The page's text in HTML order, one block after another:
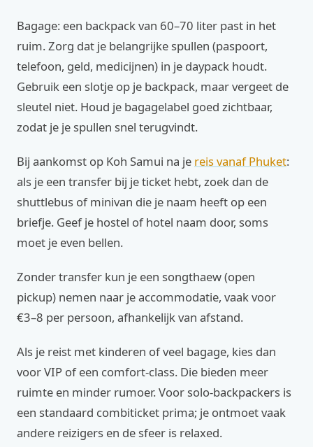
Bagage: een backpack van 60–70 liter past in het
ruim. Zorg dat je belangrijke spullen (paspoort,
telefoon, geld, medicijnen) in je daypack houdt.
Gebruik een slotje op je backpack, maar vergeet de
sleutel niet. Houd je bagagelabel goed zichtbaar,
zodat je je spullen snel terugvindt.
Bij aankomst op Koh Samui na je reis vanaf Phuket:
als je een transfer bij je ticket hebt, zoek dan de
shuttlebus of minivan die je naam heeft op een
briefje. Geef je hostel of hotel naam door, soms
moet je even bellen.
Zonder transfer kun je een songthaew (open
pickup) nemen naar je accommodatie, vaak voor
€3–8 per persoon, afhankelijk van afstand.
Als je reist met kinderen of veel bagage, kies dan
voor VIP of een comfort-class. Die bieden meer
ruimte en minder rumoer. Voor solo-backpackers is
een standaard combiticket prima; je ontmoet vaak
andere reizigers en de sfeer is relaxed.